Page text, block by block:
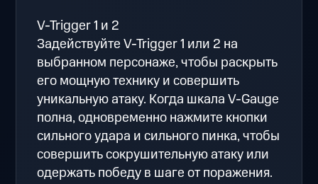
V-Trigger 1 и 2
Задействуйте V-Trigger 1 или 2 на
выбранном персонаже, чтобы раскрыть
его мощную технику и совершить
уникальную атаку. Когда шкала V-Gauge
полна, одновременно нажмите кнопки
сильного удара и сильного пинка, чтобы
совершить сокрушительную атаку или
одержать победу в шаге от поражения.